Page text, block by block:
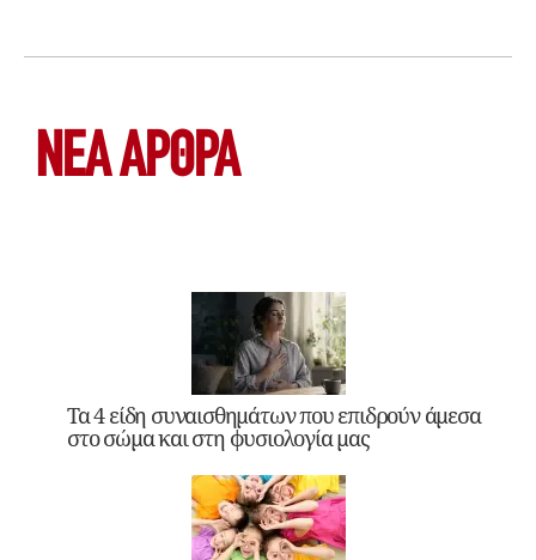
ΝΕΑ ΆΡΘΡΑ
Τα 4 είδη συναισθημάτων που επιδρούν άμεσα
στο σώμα και στη φυσιολογία μας